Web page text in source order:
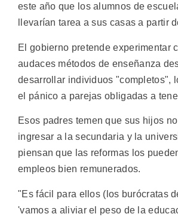
este año que los alumnos de
llevarían tarea a sus casas a partir
El gobierno pretende experimentar
audaces métodos de enseñanza
desarrollar individuos "completos",
el pánico a parejas obligadas a
Esos padres temen que sus hijos
ingresar a la secundaria y la
piensan que las reformas los
empleos bien remunerados.
"Es fácil para ellos (los burócratas
'vamos a aliviar el peso de la